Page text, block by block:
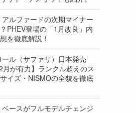
アルファードの次期マイナー
PHEV登場の「1月改良」内
を徹底解説！
ル（サファリ）日本発売
が有力】ランクル超えのス
イズ・NISMOの全貌を徹底
ースがフルモデルチェンジ